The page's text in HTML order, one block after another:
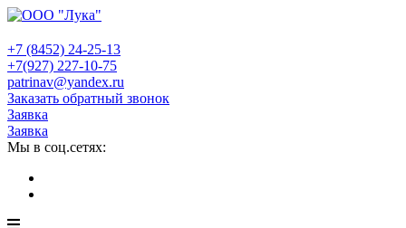
+7 (8452) 24-25-13
+7(927) 227-10-75
patrinav@yandex.ru
Заказать обратный звонок
Заявка
Заявка
Мы в соц.сетях: